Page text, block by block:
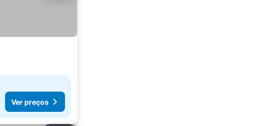
Ver preços